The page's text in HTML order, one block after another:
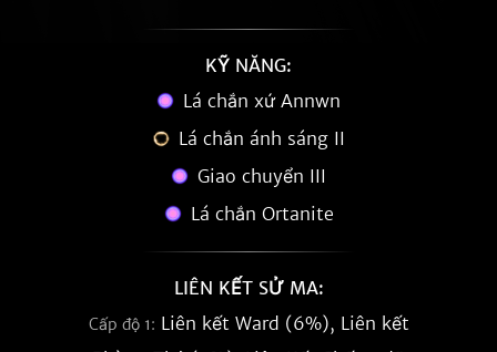
KỸ NĂNG:
Lá chắn xứ Annwn
Lá chắn ánh sáng II
Giao chuyển III
Lá chắn Ortanite
LIÊN KẾT SỬ MA:
Cấp độ 1: Liên kết Ward (6%), Liên kết